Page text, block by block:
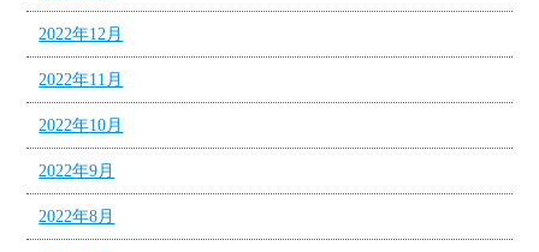
2022年12月
2022年11月
2022年10月
2022年9月
2022年8月